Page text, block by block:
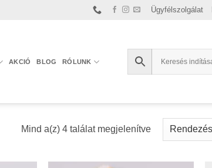
Ügyfélszolgálat
AKCIÓ BLOG RÓLUNK
Mind a(z) 4 találat megjelenítveSorted